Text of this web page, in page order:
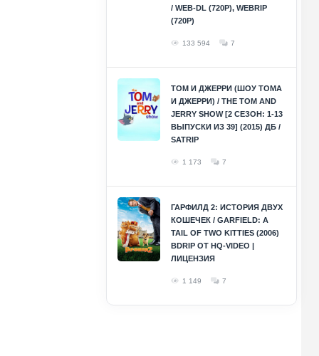
/ WEB-DL (720P), WEBRIP
(720P)
133 594 7
ТОМ И ДЖЕРРИ (ШОУ ТОМА
И ДЖЕРРИ) / THE TOM AND
JERRY SHOW [2 СЕЗОН: 1-13
ВЫПУСКИ ИЗ 39] (2015) ДБ /
SATRIP
1 173 7
ГАРФИЛД 2: ИСТОРИЯ ДВУХ
КОШЕЧЕК / GARFIELD: A
TAIL OF TWO KITTIES (2006)
BDRIP ОТ HQ-VIDEO |
ЛИЦЕНЗИЯ
1 149 7